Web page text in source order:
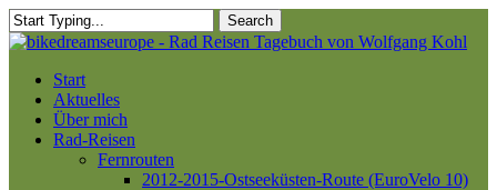
Skip
to
content
Search
Close
Menu
Start
Aktuelles
Über mich
Rad-Reisen
Fernrouten
2012-2015-Ostseeküsten-Route (EuroVelo 10)